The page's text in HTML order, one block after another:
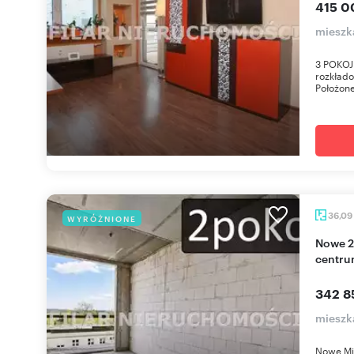
415
3
WYRÓŻNIONE 36,09
Nowe 2-pokojowe mieszkanie z balkonem, w
342
Nowe